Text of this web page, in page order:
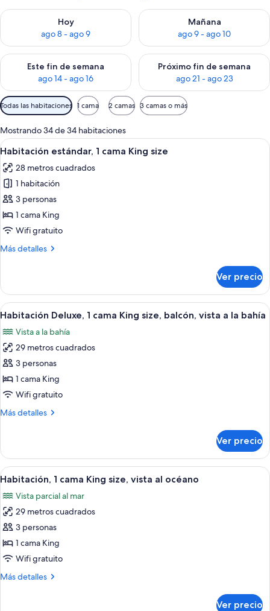
Hoy
ago 8 - ago 9
Consulta la disponibilidad para hoy ago 8 - ago 9
Mañana
ago 9 - ago 10
Consulta la disponibilidad
Este fin de semana
ago 14 - ago 16
Consulta la disponibilidad para este fin de semana ago 14 -
Próximo fin de semana
ago 21 - ago 23
Consulta la disponibilidad
Filtros
disponibles
para
las
habitaciones
Todas las habitaciones 1 cama 2 camas 3 camas o más
Mostrando 34 de 34 habitaciones
Abrir
todas
las
fotos
de
Habitación
estándar,
cama
Habitación de hotel con una cama
2
Habitación estándar, 1 cama King size
28 metros cuadrados
1 habitación
3 personas
1 cama King
Wifi gratuito
Más detalles
Más
estándar,
cama
size
Ver precio
Abrir
todas
las
fotos
de
Habitación
Deluxe,
cama
balcón,
vista
la
bahía
Habitación de hotel con cama,
2
Habitación Deluxe, 1 cama King size, balcón, vista a la bahía
Vista a la bahía
29 metros cuadrados
3 personas
1 cama King
Wifi gratuito
Más detalles
Más
Deluxe,
cama
size,
balcón,
vista
a
la
bahía
Ver precio
Abrir
todas
las
fotos
de
Habitación,
1
King
Habitación de hotel con una cama
2
Habitación, 1 cama King size, vista al océano
Vista parcial al mar
29 metros cuadrados
3 personas
1 cama King
Wifi gratuito
Más detalles
Más
Ver precio